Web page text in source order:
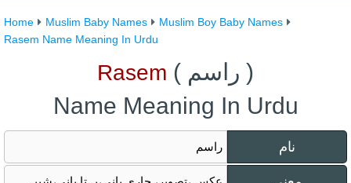
Home Muslim Baby Names
Muslim Boy Baby Names
Rasem Name Meaning In Urdu
Rasem ( راسم )
Name Meaning In Urdu
راسم نام